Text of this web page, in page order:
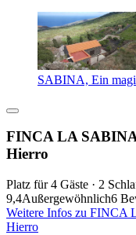
SABINA, Ein
FINCA LA
Hierro
Platz für 4 Gäste · 2
9,4Außergewöhnlich6
Weitere Infos zu FINCA
Hierro